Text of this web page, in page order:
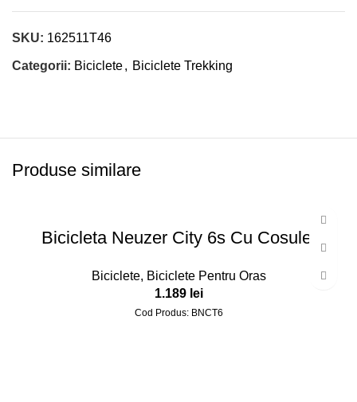
SKU: 162511T46
Categorii: Biciclete, Biciclete Trekking
Produse similare
Bicicleta Neuzer City 6s Cu Cosulet
Biciclete, Biciclete Pentru Oras
1.189 lei
Cod Produs: BNCT6